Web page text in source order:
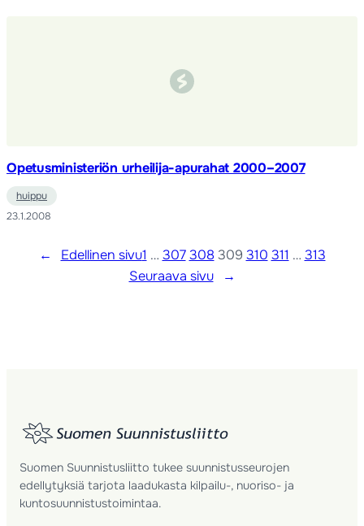
Opetusministeriön urheilija-apurahat 2000–2007
huippu
23.1.2008
← Edellinen sivu1 … 307 308 309 310 311 … 313
Seuraava sivu
→
Suomen Suunnistusliitto tukee suunnistusseurojen
edellytyksiä tarjota laadukasta kilpailu-, nuoriso- ja
kuntosuunnistustoimintaa.